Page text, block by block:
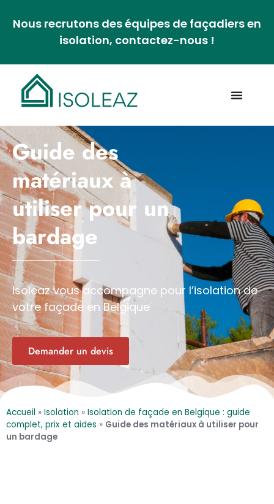
Nous recrutons des équipes de façadiers en
isolation, contactez-nous !
Guide des
matériaux à
utiliser pour un
bardage
Isoleaz vous accompagne pour l’isolation de
votre façade en Belgique
Demander un devis
Accueil » Isolation » Isolation de façade en Belgique : guide
complet, prix et aides » Guide des matériaux à utiliser pour
un bardage